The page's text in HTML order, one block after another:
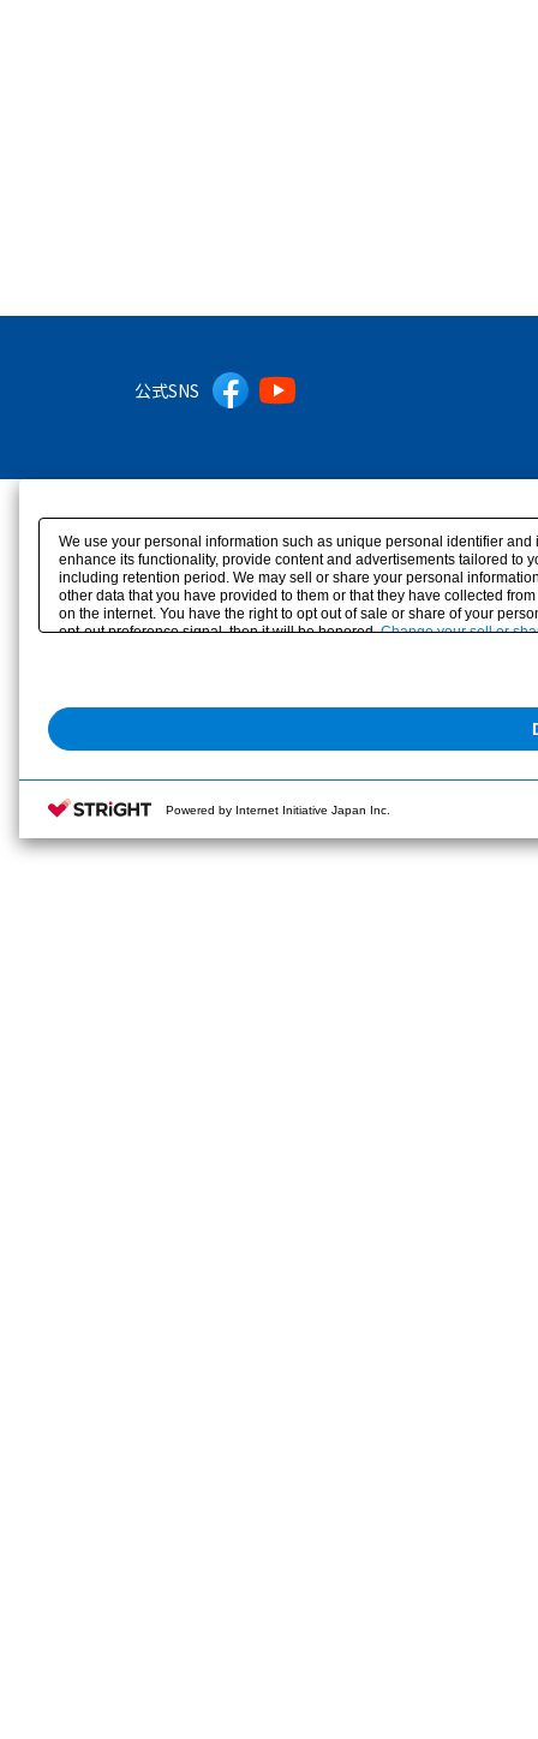
公式SNS
We use your personal information such as unique personal identifier
enhance its functionality, provide content and advertisements tailored
including retention period. We may sell or share your personal
other data that you have provided to them or that they have collected
on the internet. You have the right to opt out of sale or share of your
opt-out preference signal, then it will be honored.Change your sell or
Powered by Internet Initiative Japan Inc.